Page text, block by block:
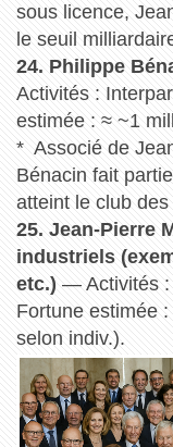
sous licence,
le seuil
24. Philippe
Activités :
estimée : ≈ ~1
* Associé de
Bénacin fait
atteint le club
25. Jean-Pierre
industriels
etc.) — Activités
Fortune estimée
selon indiv.).